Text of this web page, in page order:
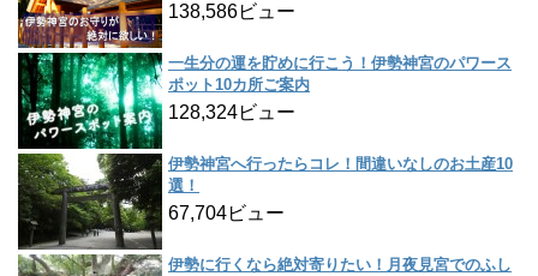
138,586ビュー
一生分の運を貯めに行こう！伊勢神宮のパワース
ポット10カ所ご案内
128,324ビュー
伊勢神宮へ行ったらコレ！間違いなしのお土産10
選！
67,704ビュー
伊勢に行くなら絶対寄りたい！月夜見宮でのふし